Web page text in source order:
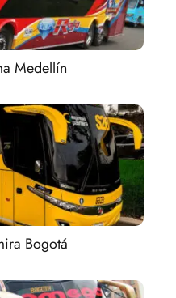
Medellín
Bogotá